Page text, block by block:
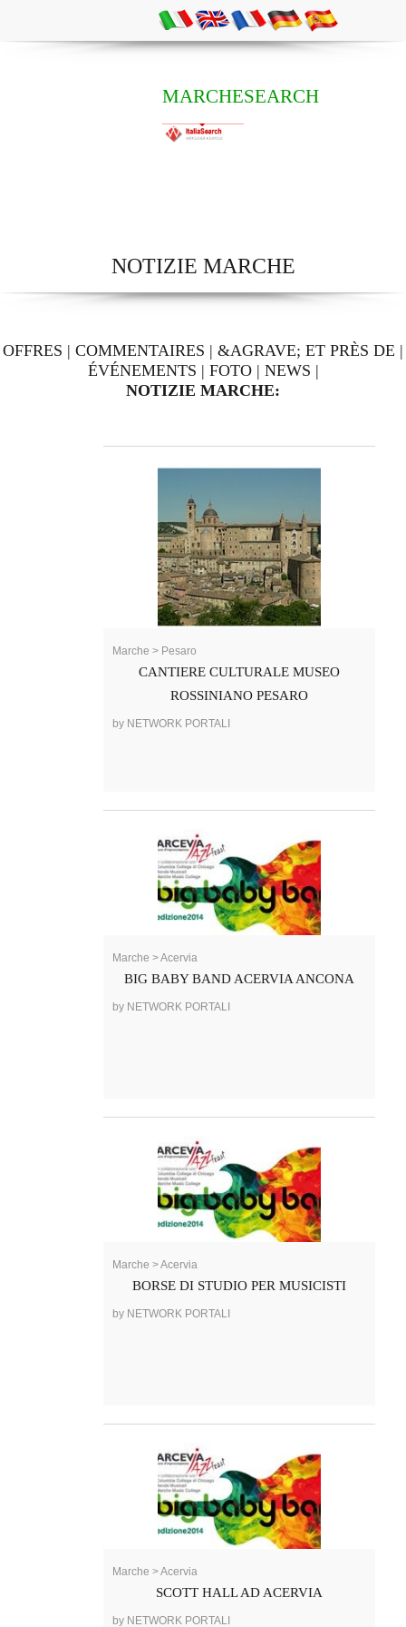
MARCHESEARCH
NOTIZIE MARCHE
OFFRES | COMMENTAIRES | &AGRAVE; ET PRÈS DE |
ÉVÉNEMENTS | FOTO| NEWS |
NOTIZIE MARCHE:
Marche > Pesaro
CANTIERE CULTURALE MUSEO
ROSSINIANO PESARO
by NETWORK PORTALI
Marche > Acervia
BIG BABY BAND ACERVIA ANCONA
by NETWORK PORTALI
Marche > Acervia
BORSE DI STUDIO PER MUSICISTI
by NETWORK PORTALI
Marche > Acervia
SCOTT HALL AD ACERVIA
by NETWORK PORTALI